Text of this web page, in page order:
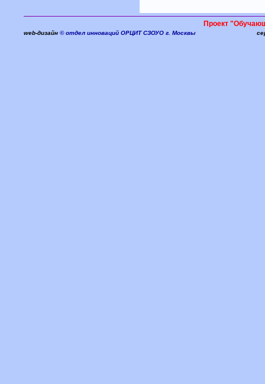
Проект
web-дизайн © отдел инноваций ОРЦИТ СЗОУО г. Москвы